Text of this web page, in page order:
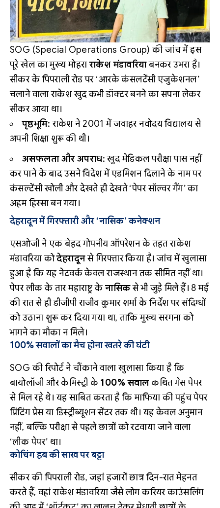
SOG (Special Operations Group) की जांच में इस
पूरे खेल का मुख्य मोहराराकेश मंडावरियाबनकर उभरा है।
सीकर के पिपराली रोड पर ‘आरके कंसलटेंसी एजुकेशनल’
चलाने वाला राकेश खुद कभी डॉक्टर बनने का सपना लेकर
सीकर आया था।
पृष्ठभूमि: राकेश ने 2001 में जवाहर नवोदय विद्यालय से
अपनी शिक्षा शुरू की थी।
असफलता और अपराध:खुद मेडिकल परीक्षा पास नहीं
कर पाने के बाद उसने विदेश में एडमिशन दिलाने के नाम पर
कंसल्टेंसी खोली और देखते ही देखते ‘पेपर सॉल्वर गैंग’ का
अहम हिस्सा बन गया।
देहरादून में गिरफ्तारी और ‘नासिक’ कनेक्शन
एसओजी ने एक बेहद गोपनीय ऑपरेशन के तहत राकेश
मंडावरिया कोदेहरादूनसे गिरफ्तार किया है। जांच में खुलासा
हुआ है कि यह नेटवर्क केवल राजस्थान तक सीमित नहीं था।
पेपर लीक के तार महाराष्ट्र केनासिकसे भी जुड़े मिले हैं। 8 मई
की रात से ही डीजीपी राजीव कुमार शर्मा के निर्देश पर संदिग्धों
को उठाना शुरू कर दिया गया था, ताकि मुख्य सरगना को
भागने का मौका न मिले।
100% सवालों का मैच होना खतरे की घंटी
SOG की रिपोर्ट ने चौंकाने वाला खुलासा किया है कि
बायोलॉजी और केमिस्ट्री के 100% सवालकथित गेस पेपर
से मिल रहे थे। यह साबित करता है कि माफिया की पहुंच पेपर
प्रिंटिंग प्रेस या डिस्ट्रीब्यूशन सेंटर तक थी। यह केवल अनुमान
नहीं, बल्कि परीक्षा से पहले छात्रों को रटवाया जाने वाला
‘लीक पेपर’ था।
कोचिंग हब की साख पर बट्टा
सीकर की पिपराली रोड, जहां हजारों छात्र दिन-रात मेहनत
करते हैं, वहां राकेश मंडावरिया जैसे लोग करियर काउंसलिंग